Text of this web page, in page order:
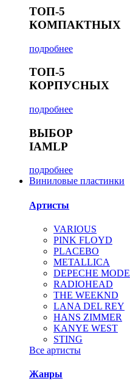
ТОП-5
КОМПАКТНЫХ
подробнее
ТОП-5
КОРПУСНЫХ
подробнее
ВЫБОР
IAMLP
подробнее
Виниловые пластинки
Артисты
VARIOUS
PINK FLOYD
PLACEBO
METALLICA
DEPECHE MODE
RADIOHEAD
THE WEEKND
LANA DEL REY
HANS ZIMMER
KANYE WEST
STING
Все артисты
Жанры